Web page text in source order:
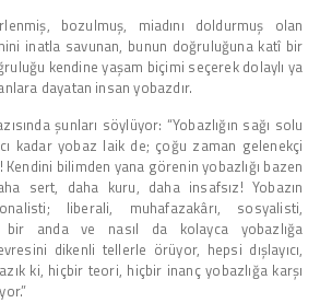
bozulmuş, miadını doldurmuş olan
inatla savunan, bunun doğruluğuna katî bir
kendine yaşam biçimi seçerek dolaylı ya
dayatan insan yobazdır.
şunları söylüyor: “Yobazlığın sağı solu
kadar yobaz laik de; çoğu zaman gelenekçi
bilimden yana görenin yobazlığı bazen
sert, daha kuru, daha insafsız! Yobazın
liberali, muhafazakârı, sosyalisti,
anda ve nasıl da kolayca yobazlığa
dikenli tellerle örüyor, hepsi dışlayıcı,
ki, hiçbir teori, hiçbir inanç yobazlığa karşı